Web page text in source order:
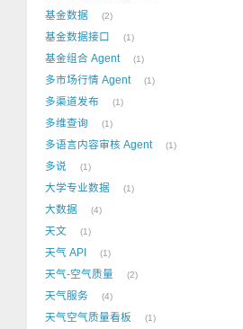
基金数据 2
基金数据接口 1
基金组合 Agent 1
多市场行情 Agent 1
多渠道发布 1
多维查询 1
多语言内容审核 Agent 1
多说 1
大学专业数据 1
大数据 4
天文 1
天气 API 1
天气-空气质量 2
天气服务 4
天气空气质量看板 1